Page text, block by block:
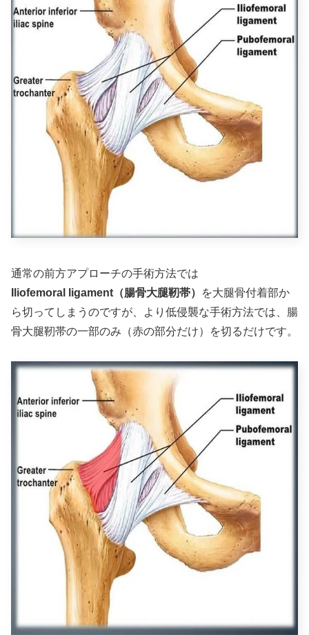
通常の前方アプローチの手術方法では
Iliofemoral ligament（腸骨大腿靭帯）
を大腿骨付着部か
ら切ってしまうのですが、より低侵襲な手術方法では、腸
骨大腿靭帯の一部のみ（赤の部分だけ）を切るだけです。